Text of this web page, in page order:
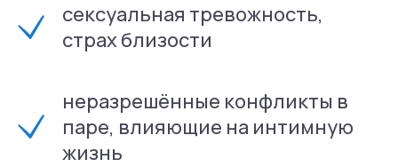
сексуальная тревожность,
страх близости
неразрешённые конфликты в
паре, влияющие на интимную
жизнь